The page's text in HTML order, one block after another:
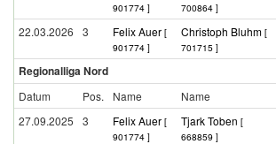
901774 ]
700864 ]
22.03.2026 3 Felix Auer [
901774 ]
Christoph Bluhm [
701715 ]
Regionalliga Nord
Datum Pos. Name Name
27.09.2025
3 Felix Auer [
901774 ]
Tjark Toben [
668859 ]